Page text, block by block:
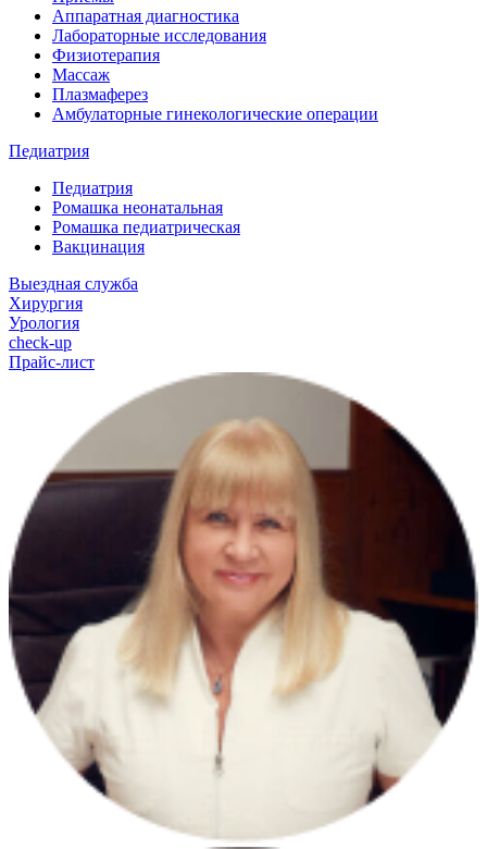
Аппаратная диагностика
Лабораторные исследования
Физиотерапия
Массаж
Плазмаферез
Амбулаторные гинекологические операции
Педиатрия
Педиатрия
Ромашка неонатальная
Ромашка педиатрическая
Вакцинация
Выездная служба
Хирургия
Урология
check-up
Прайс-лист